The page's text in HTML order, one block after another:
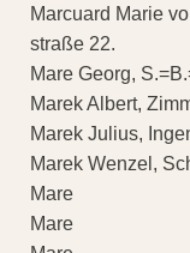
Marcuard Marie
straße 22.
Mare Georg,
Marek Albert,
Marek Julius,
Marek Wenzel,
Mare
Mare